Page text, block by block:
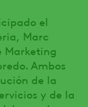
el
Marc
Marketing
Ambos
de la
y de la